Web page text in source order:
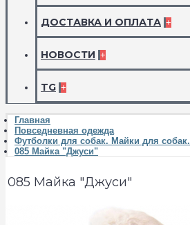
ДОСТАВКА И ОПЛАТА +
НОВОСТИ +
TG +
Главная
Повседневная одежда
Футболки для собак. Майки для собак.
085 Майка "Джуси"
085 Майка "Джуси"